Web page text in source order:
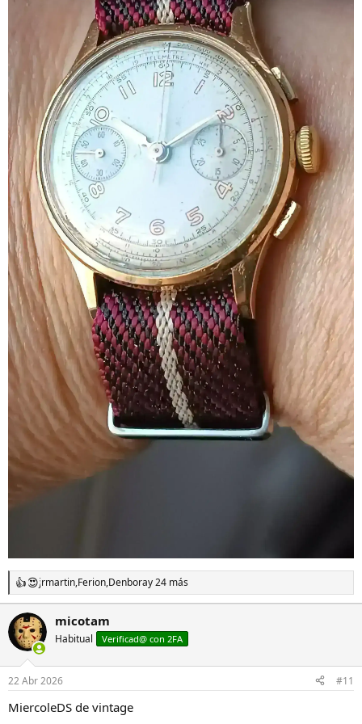
R
e
a
c
c
o
n
e
s
jrmartin,Ferion,Denboray 24 más
micotam
Habitual Verificad@ con 2FA
22 Abr 2026 #11
MiercoleDS de vintage